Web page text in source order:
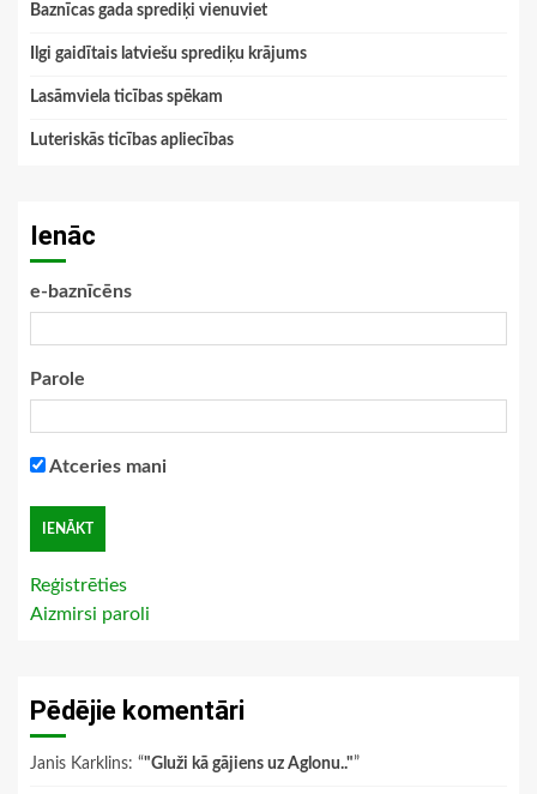
Baznīcas gada sprediķi vienuviet
Ilgi gaidītais latviešu sprediķu krājums
Lasāmviela ticības spēkam
Luteriskās ticības apliecības
Ienāc
e-baznīcēns
Parole
Atceries mani
Reģistrēties
Aizmirsi paroli
Pēdējie komentāri
Janis Karklins: “"Gluži kā gājiens uz Aglonu.."”